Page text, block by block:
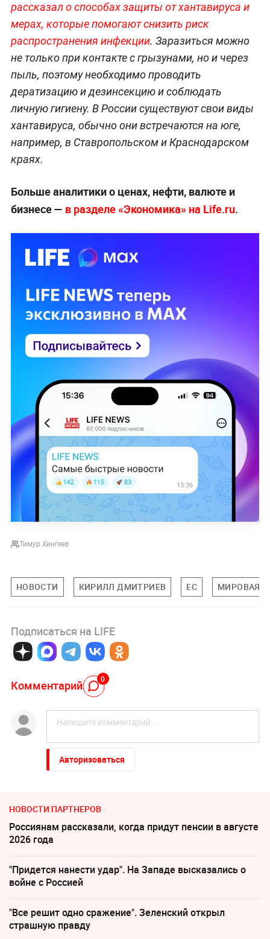
рассказал о способах защиты от хантавируса и
мерах, которые помогают снизить риск
распространения инфекции. Заразиться можно
не только при контакте с грызунами, но и через
пыль, поэтому необходимо проводить
дератизацию и дезинсекцию и соблюдать
личную гигиену. В России существуют свои виды
хантавируса, обычно они встречаются на юге,
например, в Ставропольском и Краснодарском
краях.
Больше аналитики о ценах, нефти, валюте и
бизнесе — в разделе «Экономика» на Life.ru.
Тимур Хингеев
НОВОСТИ КИРИЛЛ ДМИТРИЕВ ЕС МИРОВАЯ
Подписаться на LIFE
Комментарий 0
Авторизоваться
НОВОСТИ ПАРТНЕРОВ
Россиянам рассказали, когда придут пенсии в августе
2026 года
"Придется нанести удар". На Западе высказались о
войне с Россией
"Все решит одно сражение". Зеленский открыл
страшную правду